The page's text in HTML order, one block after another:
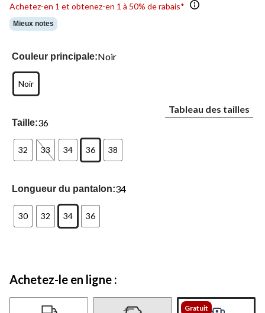
même
Achetez-en 1 et obtenez-en 1 à 50% de rabais*
Mieux notes
Couleur principale:Noir
Noir
Taille:36
Tableau des tailles
32 33 34 36 38
Longueur du pantalon:34
30 32 34 36
Achetez-le en ligne :
Gratuit